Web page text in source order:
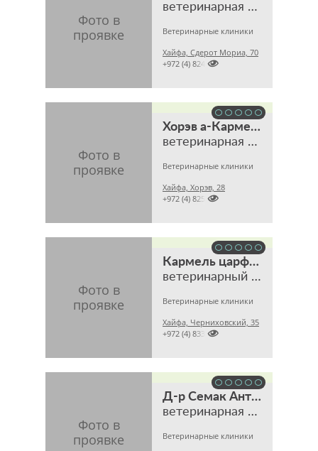
ветеринарная клиника
Ветеринарные клиники
Хайфа, Сдерот Мориа, 70

+972 (4) 8242669
Хорэв а-Кармель
ветеринарная клиника
Ветеринарные клиники
Хайфа, Хорэв, 28

+972 (4) 8255001
Кармель царфати
ветеринарный центр
Ветеринарные клиники
Хайфа, Черниховский, 35

+972 (4) 8335855
Д-р Семак Антонина
ветеринарная клиника
Ветеринарные клиники